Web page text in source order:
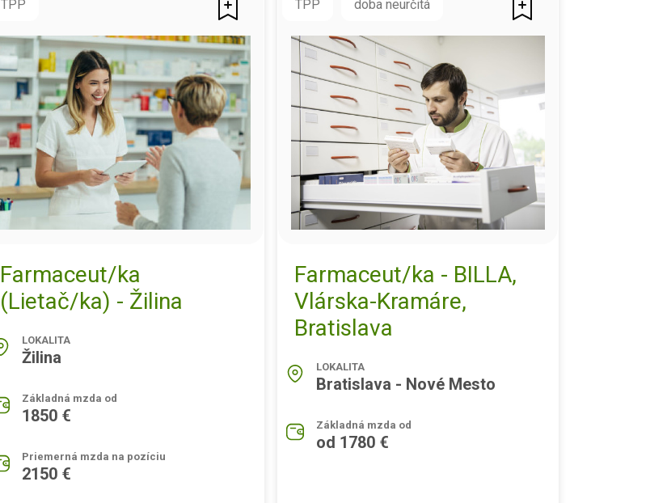
TPP
Farmaceut/ka
(Lietač/ka) - Žilina
LOKALITA
Žilina
Základná mzda od
1850 €
Priemerná mzda na pozíciu
2150 €
TPP doba neurčitá
Farmaceut/ka - BILLA,
Vlárska-Kramáre,
Bratislava
LOKALITA
Bratislava - Nové Mesto
Základná mzda od
od 1780 €